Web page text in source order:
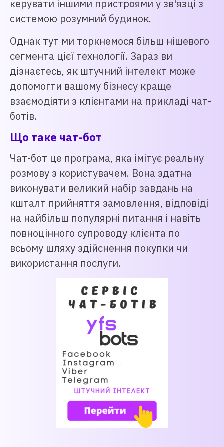
керувати іншими пристроями у зв'язці з
системою розумний будинок.
Однак тут ми торкнемося більш нішевого
сегмента цієї технології. Зараз ви
дізнаєтесь, як штучний інтелект може
допомогти вашому бізнесу краще
взаємодіяти з клієнтами на прикладі чат-
ботів.
Що таке чат-бот
Чат-бот це програма, яка імітує реальну
розмову з користувачем. Вона здатна
виконувати великий набір завдань на
кшталт прийняття замовлення, відповіді
на найбільш популярні питання і навіть
повноцінного супроводу клієнта по
всьому шляху здійснення покупки чи
використання послуги.